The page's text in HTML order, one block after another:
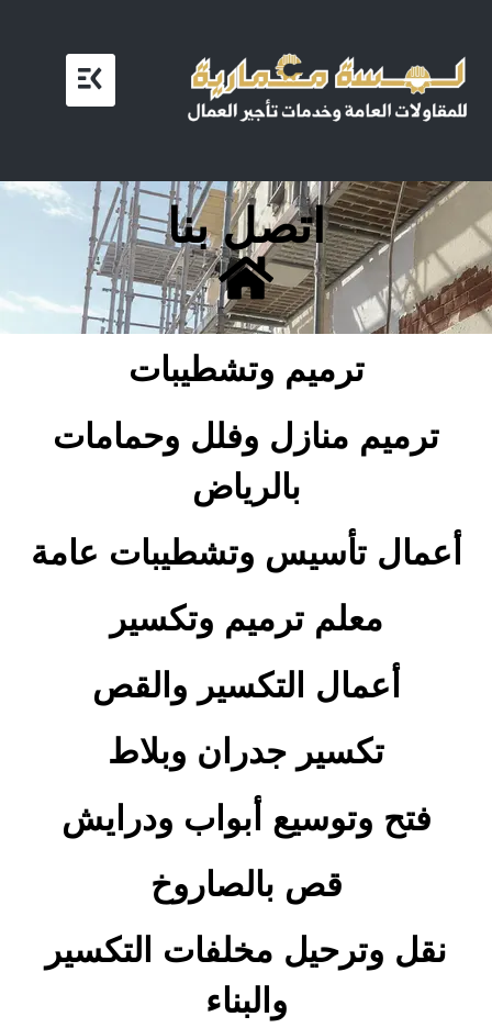
اتصل بنا
ترميم وتشطيبات
ترميم منازل وفلل وحمامات
بالرياض
أعمال تأسيس وتشطيبات عامة
معلم ترميم وتكسير
أعمال التكسير والقص
تكسير جدران وبلاط
فتح وتوسيع أبواب ودرايش
قص بالصاروخ
نقل وترحيل مخلفات التكسير
والبناء